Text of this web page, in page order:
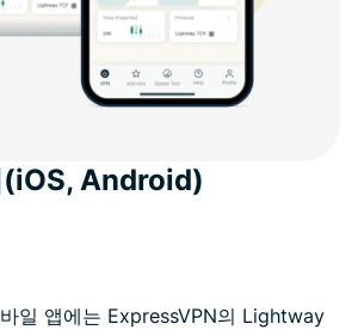
(iOS, Android)
일 앱에는 ExpressVPN의 Lightway